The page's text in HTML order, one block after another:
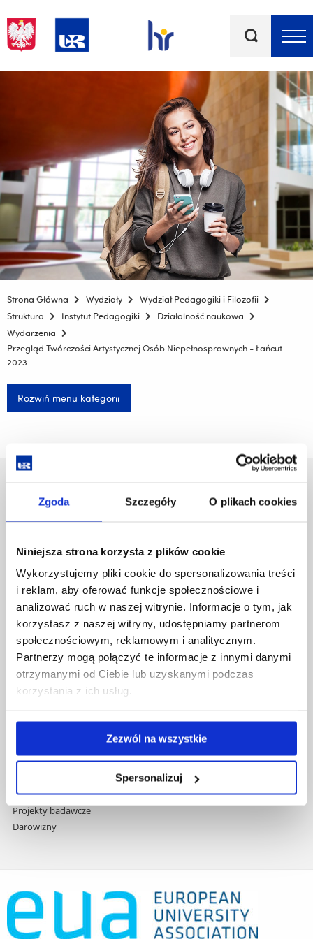
Zgoda Szczegóły O plikach cookies
Niniejsza strona korzysta z plików cookie
Wykorzystujemy pliki cookie do spersonalizowania treści
i reklam, aby oferować funkcje społecznościowe i
analizować ruch w naszej witrynie. Informacje o tym, jak
korzystasz z naszej witryny, udostępniamy partnerom
społecznościowym, reklamowym i analitycznym.
Partnerzy mogą połączyć te informacje z innymi danymi
otrzymanymi od Ciebie lub uzyskanymi podczas
korzystania z ich usług.
Zezwól na wszystkie
Spersonalizuj
kluczowe
Strona Główna Wydziały
Wydział Pedagogiki i Filozofii
Struktura
Instytut Pedagogiki
Działalność naukowa
Wydarzenia
Przegląd Twórczości Artystycznej Osób Niepełnosprawnych - Łańcut
2023
Rozwiń menu kategorii
Al. Tadeusza Rejtana 16C
35-959 Rzeszów
Pomiń
nawigację
przejdź
do
treści
Polityka prywatności
Mapa serwisu
Biblioteka
Wydawnictwo
Covid info
Studia podyplomowe
Praca na UR
Zamówienia publiczne
Fundusze strukturalne
Projekty współfinansowane przez UE
Dane kontaktowe
Deklaracja dostępności cyfrowej
Rachunek bankowy UR
Projekty badawcze
Darowizny